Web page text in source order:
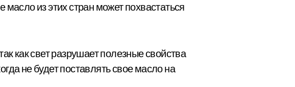
из этих стран может похвастаться
как свет разрушает полезные свойства
не будет поставлять свое масло на